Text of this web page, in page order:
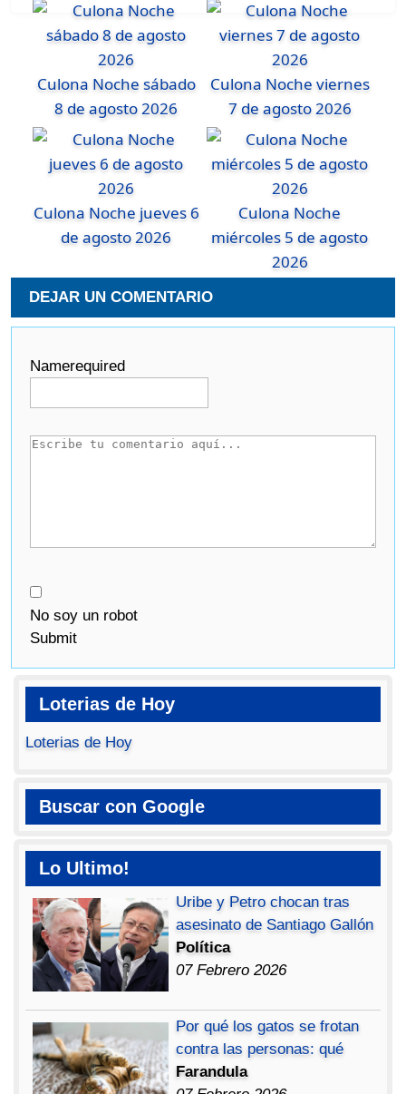
Culona Noche sábado
8 de agosto 2026
Culona Noche viernes
7 de agosto 2026
Culona Noche jueves 6
de agosto 2026
Culona Noche
miércoles 5 de agosto
2026
DEJAR UN COMENTARIO
Namerequired
No soy un robot
Submit
Loterias de Hoy
Loterias de Hoy
Buscar con Google
Lo Ultimo!
Uribe y Petro chocan tras
asesinato de Santiago Gallón
Política
07 Febrero 2026
Por qué los gatos se frotan
contra las personas: qué
Farandula